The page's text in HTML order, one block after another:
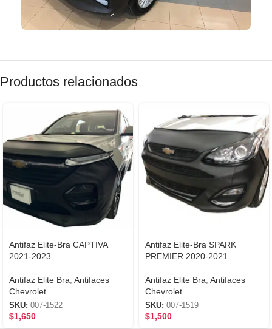
Productos relacionados
Antifaz Elite-Bra CAPTIVA
2021-2023
Antifaz Elite Bra Antifaces
Chevrolet
SKU: 007-1522
$1,650
Antifaz Elite-Bra SPARK
PREMIER 2020-2021
Antifaz Elite Bra Antifaces
Chevrolet
SKU: 007-1519
$1,500